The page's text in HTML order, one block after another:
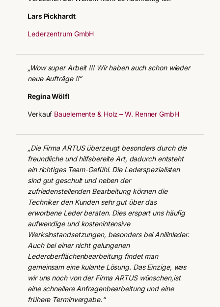
Lars Pickhardt
Lederzentrum GmbH
„Wow super Arbeit !!! Wir haben auch schon wieder
neue Aufträge !!“
Regina Wölfl
Verkauf Bauelemente & Holz – W. Renner GmbH
„Die Firma ARTUS überzeugt besonders durch die
freundliche und hilfsbereite Art, dadurch entsteht
ein richtiges Team-Gefühl. Die Lederspezialisten
sind gut geschult und neben der
zufriedenstellenden Bearbeitung können die
Techniker den Kunden sehr gut über das
erworbene Leder beraten. Dies erspart uns häufig
aufwendige und kostenintensive
Werksinstandsetzungen, besonders bei Anilinleder.
Auch bei einer nicht gelungenen
Lederoberflächenbearbeitung findet man
gemeinsam eine kulante Lösung. Das Einzige, was
wir uns noch von der Firma ARTUS wünschen,ist
eine schnellere Anfragenbearbeitung und eine
frühere Terminvergabe.“